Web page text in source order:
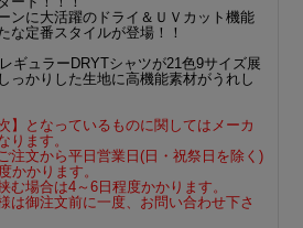
ンに大活躍のドライ＆ＵＶカット機能
な定番スタイルが登場！！
ギュラーDRYTシャツが21色9サイズ展
っかりした生地に高機能素材がうれし
】となっているものに関してはメーカ
ります。
注文から平日営業日(日・祝祭日を除く)
かかります。
む場合は4～6日程度かかります。
は御注文前に一度、お問い合わせ下さ